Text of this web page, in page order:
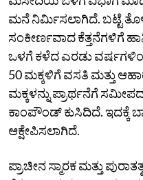
ಮನೆ ನಿರ್ಮಿಸಲಾಗಿದೆ. ಬಟ್ಟೆ
ಸಂಕೀರ್ಣವಾದ ಕೆತ್ತನೆಗಳಿಗೆ
ಒಳಗೆ ಕಳೆದ ಎರಡು
50 ಮಕ್ಕಳಿಗೆ ವಸತಿ ಮತ್ತು
ಮಕ್ಕಳನ್ನು ಪ್ರಾರ್ಥನೆಗೆ
ಕಾಂಪೌಂಡ್‌ ಕುಸಿದಿದೆ. ಇದಕ್ಕೆ
ಆಕ್ಷೇಪಿಸಲಾಗಿದೆ.
ಪ್ರಾಚೀನ ಸ್ಮಾರಕ ಮತ್ತು